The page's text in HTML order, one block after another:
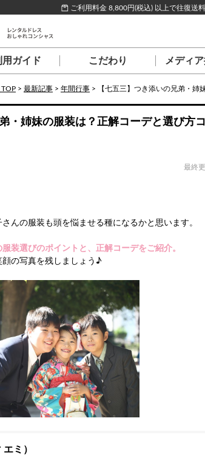
ご利用料金 8,800円(税込) 以上で往復送
用ガイド こだわり メディ
TOP > 最新記事 > 年間行事 > 【七五三】つき添いの兄弟・姉
・姉妹の服装は？正解コーデと選び方
最終
んの服装も頭を悩ませる種になるかと思います。
装選びのポイントと、正解コーデをご紹介。
の写真を残しましょう♪
ミ）